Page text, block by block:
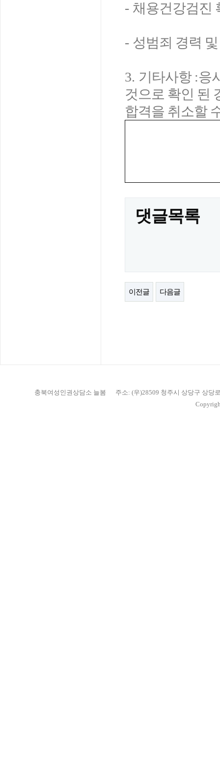
- 채용건강검진
- 성범죄 경력
3. 기타사항 :응
것으로 확인 된
합격을 취소할
댓글목록
이전글 다음글
충북여성인권상담소 늘봄
주소: (우)28509 청주시 상당구 상당